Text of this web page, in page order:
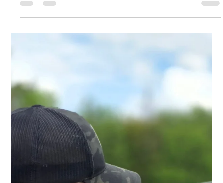
Yan Monette
Delta Waterfowl Produire des
conservation… et ceux qui mettent les bottes dans la boue.
Delta Waterfowl appartient à la deuxième catégorie. Leur
mission est simple, assumée, presque brutale dans sa clarté :
produire plus de canards et défendre la chasse comme outil
de conservation. Leur objectif Augmenter les populations de
canards en Amérique du Nord en agissant directement sur la
reproduction, tout en assurant l’avenir de la chasse. Une
approch